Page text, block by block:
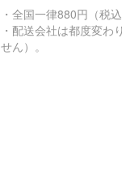
・全国一律880円（税込
・配送会社は都度変わ
せん）。